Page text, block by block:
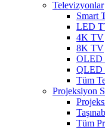
Televizyonlar
Smart
LED
4K TV
8K TV
OLED
QLED
Tüm
Projeksiyon
Tüm